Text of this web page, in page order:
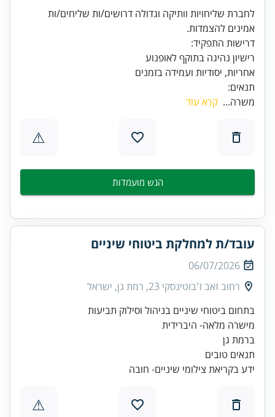
לחברת שליחויות וותיקה וגדולה דרושים/ות שליחים/ות
אמינים להצמדות.
אחריות, יסודיות ועמידה בזמנים
תנאים:
משרה... קרא עוד
⚠
הגש מועמדות
עובד/ת למחלקת ביטוחי שיניים
06/07/2026
רחוב זאב ז'בוטינסקי 23, רמת גן, ישראל
ידע בקריאת צילומי שיניים- חובה
⚠